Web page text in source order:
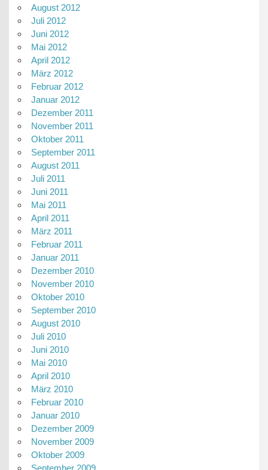
August 2012
Juli 2012
Juni 2012
Mai 2012
April 2012
März 2012
Februar 2012
Januar 2012
Dezember 2011
November 2011
Oktober 2011
September 2011
August 2011
Juli 2011
Juni 2011
Mai 2011
April 2011
März 2011
Februar 2011
Januar 2011
Dezember 2010
November 2010
Oktober 2010
September 2010
August 2010
Juli 2010
Juni 2010
Mai 2010
April 2010
März 2010
Februar 2010
Januar 2010
Dezember 2009
November 2009
Oktober 2009
September 2009